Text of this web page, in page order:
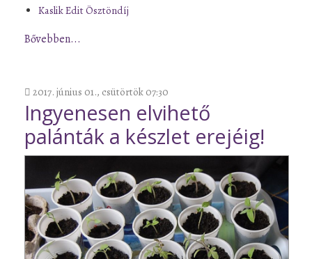
Kaslik Edit Ösztöndíj
Bővebben...
2017. június 01., csütörtök 07:30
Ingyenesen elvihető
palánták a készlet erejéig!